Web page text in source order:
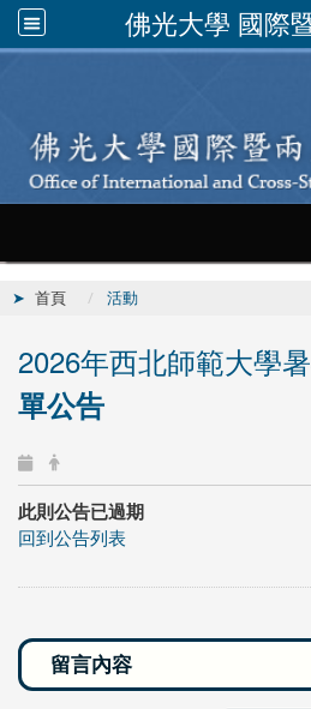
佛光大學 國際
首頁 活動
2026年西北師範大學
單公告
此則公告已過期
回到公告列表